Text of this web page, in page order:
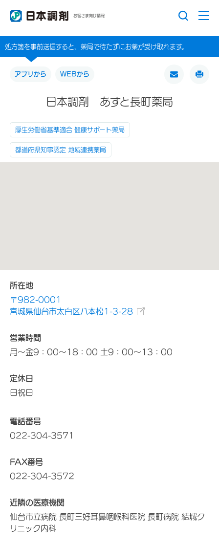
お客さま向け情報
処方箋を事前送信すると、薬局で待たずにお薬が受け取れます。
アプリから WEBから
日本調剤 あすと長町薬局
厚生労働省基準適合 健康サポート薬局
都道府県知事認定 地域連携薬局
所在地
〒982-0001
宮城県仙台市太白区八本松1-3-28
営業時間
月～金9：00～18：00 土9：00～13：00
定休日
日祝日
電話番号
022-304-3571
FAX番号
022-304-3572
近隣の医療機関
仙台市立病院 長町三好耳鼻咽喉科医院 長町病院 結城ク
リニック内科